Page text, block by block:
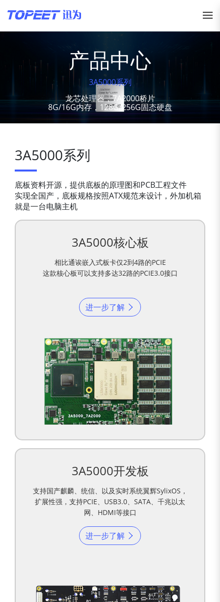
产品中心
3A5000系列
龙芯处理器，7A2000桥片
8G/16G内存，128G/256G固态硬盘
3A5000系列
底板资料开源，提供底板的原理图和PCB工程文件
实现全国产，底板规格按照ATX规范来设计，外加机箱
就是一台电脑主机
3A5000核心板
相比通诶嵌入式板卡仅2到4路的PCIE
这款核心板可以支持多达32路的PCIE3.0接口
进一步了解
3A5000开发板
支持国产麒麟、统信、以及实时系统翼辉SylixOS，
扩展性强，支持PCIE、USB3.0、SATA、千兆以太
网、HDMI等接口
进一步了解